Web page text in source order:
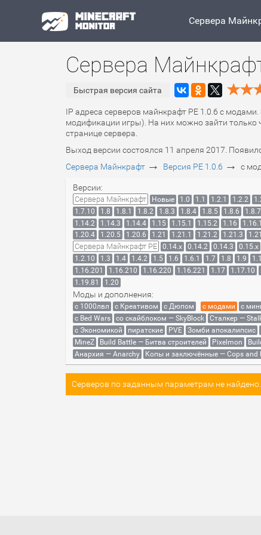
Сервера
Сервера
Быстрая версия сайта
IP адреса серверов майнкрафт PE 1.0.6 с
модификации игры). На них можно зайти только
странице сервера.
Выход версии состоялся 11 апреля 2017.
Сервера Майнкрафт → Версия PE 1.0.6 → с
Версии:
Сервера Майнкрафт Новые 1.0 1.1 1.2.1 1.2.2
1.7.10
1.8 1.8.1 1.8.2 1.8.3 1.8.4 1.8.5 1.8.6 1.8.7
1.14.2
1.14.3 1.14.4 1.15 1.15.1 1.15.2 1.16 1.16.1
1.20.4
1.20.5 1.20.6 1.21 1.21.1 1.21.2 1.21.3
Сервера Майнкрафт PE 0.14.x 0.14.2 0.14.3 0.15.x
1.2.10
1.3 1.4 1.4.2 1.5 1.6 1.6.1 1.7 1.8 1.9
1.16.201
1.16.210 1.16.220 1.16.221 1.17 1.17.10
1.19.81
1.20
Моды и дополнения:
с 1000лвл c Креативом с Дюпом с модами с
с Bed Wars
со скайблоком — SkyBlock Сталкер —
с Экономикой
пиратские PVE Зомби апокалипсис
MineZ
Build Battle — Битва строителей Pixelmon
Анархия — Anarchy
Копы и заключённые — Cops and
Серверов по заданным параметрам не найдено.